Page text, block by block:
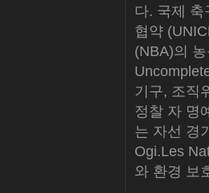
다. 국제 축
협약
(NBA)의
기구, 조직
정찰 자 명
는 자선 경
Ogi.Les
와 환경 보